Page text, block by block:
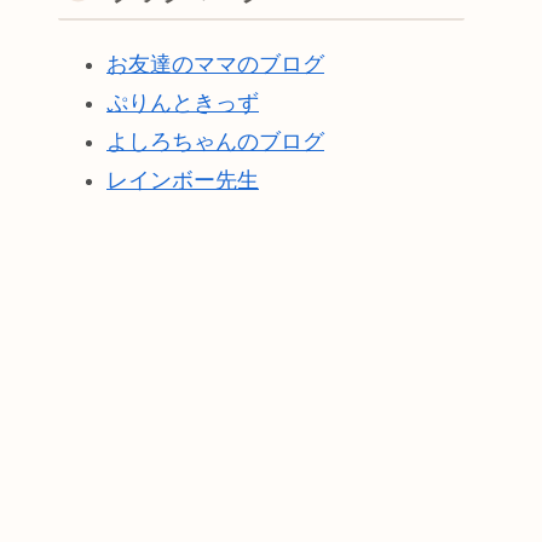
お友達のママのブログ
ぷりんときっず
よしろちゃんのブログ
レインボー先生